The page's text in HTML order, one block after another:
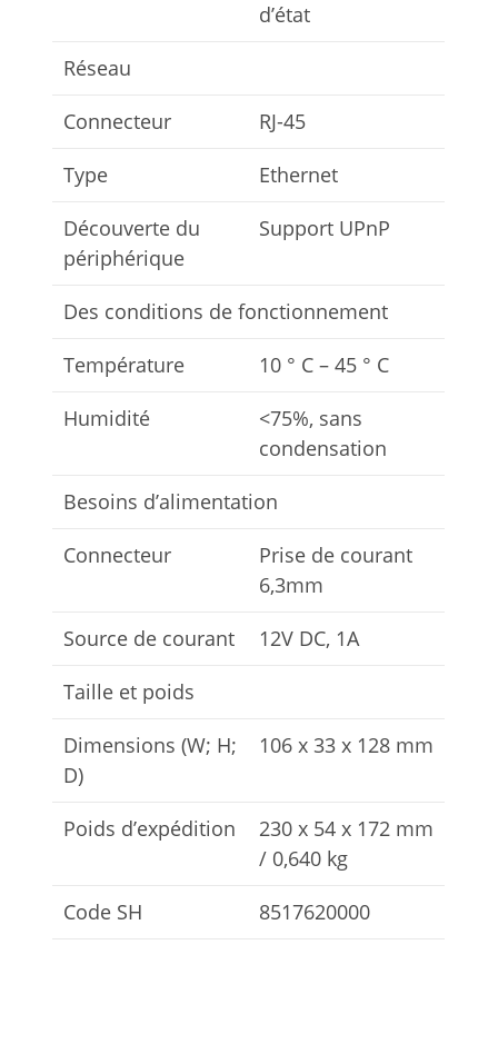
d’état
Réseau
Connecteur
RJ-45
Type
Ethernet
Découverte du
périphérique
Support UPnP
Des conditions de fonctionnement
Température
10 ° C – 45 ° C
Humidité
<75%, sans
condensation
Besoins d’alimentation
Connecteur
Prise de courant
6,3mm
Source de courant
12V DC, 1A
Taille et poids
Dimensions (W; H;
D)
106 x 33 x 128 mm
Poids d’expédition
230 x 54 x 172 mm
/ 0,640 kg
Code SH
8517620000